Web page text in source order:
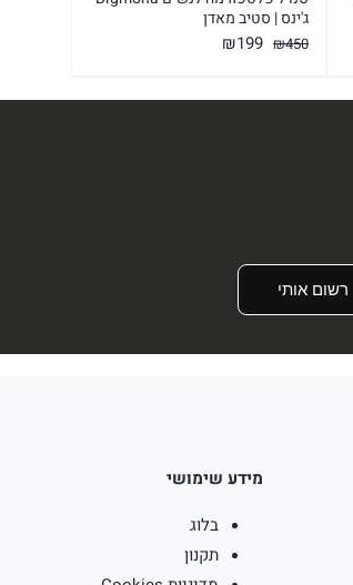
ג'ינס | סטיב מאדן
₪450
המחיר
היה:
₪199
הוא:
רשום אותי
מידע שימושי
בלוג
תקנון